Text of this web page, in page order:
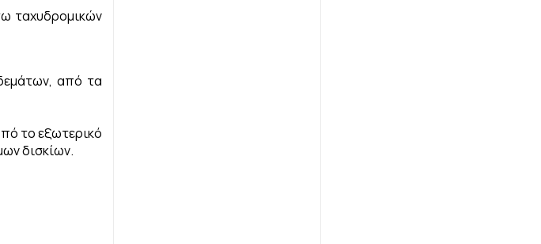
ταχυδρομικών
από τα
το εξωτερικό
δισκίων.